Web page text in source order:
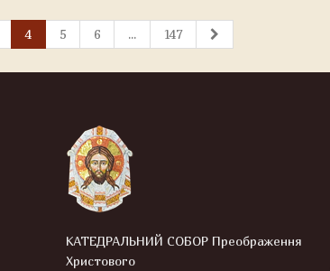
4 5 6 ... 147
КАТЕДРАЛЬНИЙ СОБОР Преображення
Христового